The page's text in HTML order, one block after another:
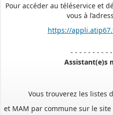
vous à
https://
Assistant(e)s
et MAM par commune sur le
assistants-